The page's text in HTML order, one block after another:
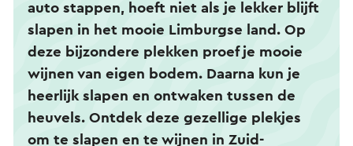
auto stappen, hoeft niet als je lekker blijft
slapen in het mooie Limburgse land. Op
deze bijzondere plekken proef je mooie
wijnen van eigen bodem. Daarna kun je
heerlijk slapen en ontwaken tussen de
heuvels. Ontdek deze gezellige plekjes
om te slapen en te wijnen in Zuid-